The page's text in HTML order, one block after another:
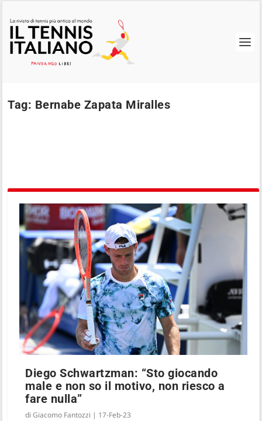
Tag: Bernabe Zapata Miralles
Bernabe Zapata Miralles lascia il tennis a
28 anni
Diego Schwartzman: “Sto giocando
male e non so il motivo, non riesco a
fare nulla”
diGiacomo Fantozzi | 17-Feb-23